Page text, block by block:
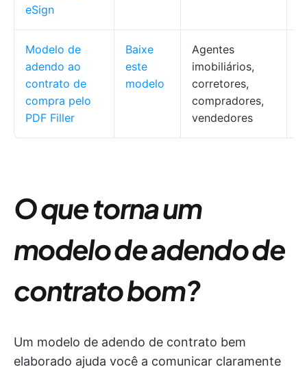
eSign
Modelo de
adendo ao
contrato de
compra pelo
PDF Filler
Baixe
este
modelo
Agentes
imobiliários,
corretores,
compradores,
vendedores
O que torna um
modelo de adendo de
contrato bom?
Um modelo de adendo de contrato bem
elaborado ajuda você a comunicar claramente